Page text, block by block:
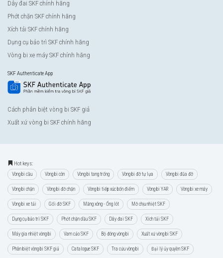
Dây đai SKF chính hãng
Phớt chặn SKF chính hãng
Xích tải SKF chính hãng
Dụng cụ bảo trì SKF chính hãng
Vòng bi xe máy SKF chính hãng
SKF Authenticate App
Cách phân biệt vòng bi SKF giả
Xuất xứ vòng bi SKF chính hãng
Hot keys:
Vòng bi cầu Vòng bi côn Vòng bi tang trống Vòng bi đỡ tự lựa Vòng bi đũa đỡ
Vòng bi chặn Vòng bi đỡ chặn Vòng bi tiếp xúc bốn điểm Vòng bi YAR Vòng bi xe máy
Vòng bi xe tải Gối đỡ SKF Măng xông - Ống lót Mỡ chịu nhiệt SKF
Dụng cụ bảo trì SKF Phớt chặn dầu SKF Dây đai SKF Xích tải SKF
Máy gia nhiệt vòng bi Vam cảo SKF Bộ đóng vòng bi Xuất xứ vòng bi SKF
Phân biệt vòng bi SKF giả Catalogue SKF Tra cứu vòng bi Đại lý ủy quyền SKF